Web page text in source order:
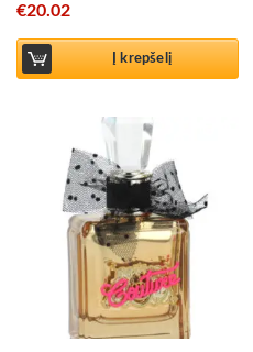
€20.02
Į krepšelį